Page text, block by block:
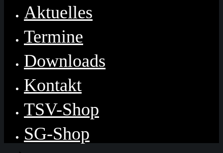
Aktuelles
Termine
Downloads
Kontakt
TSV-Shop
SG-Shop